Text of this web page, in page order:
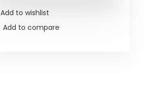
Add to wishlist
Add to compare